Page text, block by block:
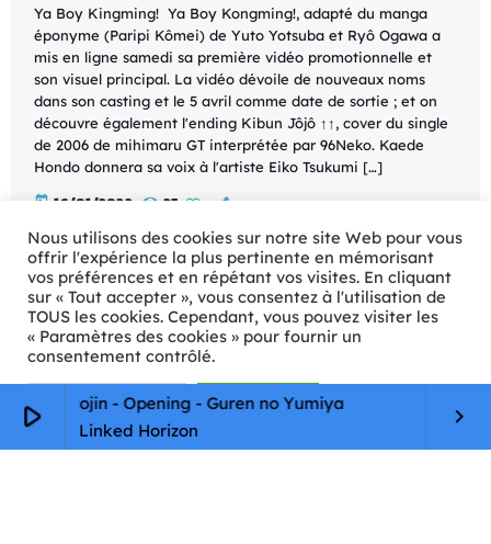
play_arrow
Kyojin - Opening - Guren no Yumiya
Linked Horizon
keyboard_arrow_right
Ya Boy Kingming! Ya Boy Kongming!, adapté du manga
éponyme (Paripi Kômei) de Yuto Yotsuba et Ryô Ogawa a
mis en ligne samedi sa première vidéo promotionnelle et
son visuel principal. La vidéo dévoile de nouveaux noms
dans son casting et le 5 avril comme date de sortie ; et on
découvre également l'ending Kibun Jôjô ↑↑, cover du single
de 2006 de mihimaru GT interprétée par 96Neko. Kaede
Hondo donnera sa voix à l'artiste Eiko Tsukumi […]
today 16/01/2022
25
Nous utilisons des cookies sur notre site Web pour vous
offrir l'expérience la plus pertinente en mémorisant
vos préférences et en répétant vos visites. En cliquant
sur « Tout accepter », vous consentez à l'utilisation de
TOUS les cookies. Cependant, vous pouvez visiter les
« Paramètres des cookies » pour fournir un
consentement contrôlé.
Paramètres Cookie Tout accepter